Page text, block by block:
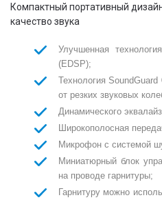
Компактный портативный
качество звука
Улучшенная
(EDSP);
Технология
от резких звуковых
Динамического
Широкополосная
Микрофон с системой
Миниатюрный блок
на проводе гарнитуры;
Гарнитуру можно